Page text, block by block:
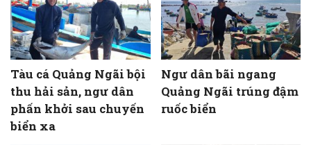
Tàu cá Quảng Ngãi bội
thu hải sản, ngư dân
phấn khởi sau chuyến
biển xa
Ngư dân bãi ngang
Quảng Ngãi trúng đậm
ruốc biển